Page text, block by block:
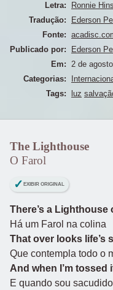
Letra:
Ronnie
Tradução:
Ederson
Fonte:
Publicado por:
Ederson
Em: 2 de
Categorias:
Tags:
luz
The Lighthouse
O Farol
EXIBIR ORIGINAL
There’s a Lighthouse
Há um Farol na colina
That over looks life’s
Que contempla todo o
And when I’m
E quando sou